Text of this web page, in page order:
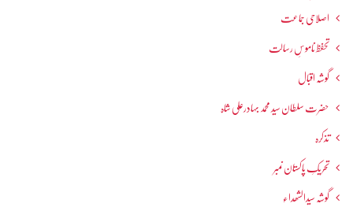
اصلاحی جماعت
تحفظ ناموسِ رسالت
گوشہ اقبال
حضرت سلطان سید محمد بہادرعلی شاہ
تذکرہ
تحریکِ پاکستان نمبر
گوشہ سیدالشھداء